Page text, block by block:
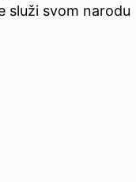
služi svom narodu